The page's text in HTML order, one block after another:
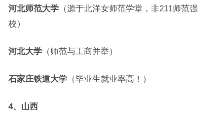
河北师范大学（源于北洋女师范学堂，非211师范强
校）
河北大学（师范与工商并举）
石家庄铁道大学（毕业生就业率高！）
4、山西